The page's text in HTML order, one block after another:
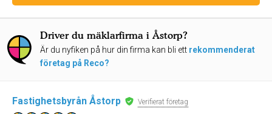
Driver du mäklarfirma i Åstorp?
Är du nyfiken på hur din firma kan bli ett rekommenderat
företag på Reco?
Fastighetsbyrån Åstorp Verifierat företag